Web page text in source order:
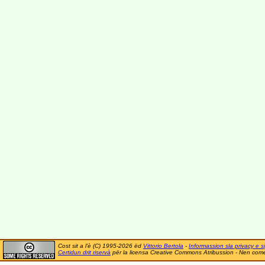
Cost sit a l'è (C) 1995-2026 ëd Vittorio Bertola - Informassion sla privacy e
Certidun drit riservà për la licensa Creative Commons Atribussion - Nen